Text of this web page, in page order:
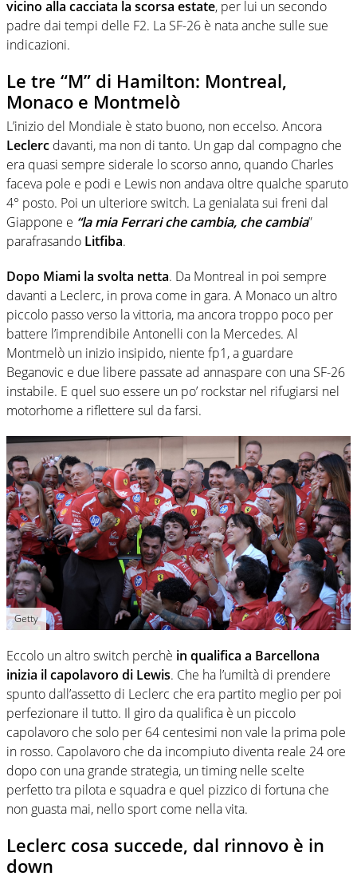
vicino alla cacciata la scorsa estate, per lui un secondo
padre dai tempi delle F2. La SF-26 è nata anche sulle sue
indicazioni.
Le tre “M” di Hamilton: Montreal,
Monaco e Montmelò
L’inizio del Mondiale è stato buono, non eccelso. Ancora
Leclerc davanti, ma non di tanto. Un gap dal compagno che
era quasi sempre siderale lo scorso anno, quando Charles
faceva pole e podi e Lewis non andava oltre qualche sparuto
4° posto. Poi un ulteriore switch. La genialata sui freni dal
Giappone e “la mia Ferrari che cambia, che cambia”
parafrasando Litfiba.
Dopo Miami la svolta netta. Da Montreal in poi sempre
davanti a Leclerc, in prova come in gara. A Monaco un altro
piccolo passo verso la vittoria, ma ancora troppo poco per
battere l’imprendibile Antonelli con la Mercedes. Al
Montmelò un inizio insipido, niente fp1, a guardare
Beganovic e due libere passate ad annaspare con una SF-26
instabile. E quel suo essere un po’ rockstar nel rifugiarsi nel
motorhome a riflettere sul da farsi.
Getty
Eccolo un altro switch perchè in qualifica a Barcellona
inizia il capolavoro di Lewis. Che ha l’umiltà di prendere
spunto dall’assetto di Leclerc che era partito meglio per poi
perfezionare il tutto. Il giro da qualifica è un piccolo
capolavoro che solo per 64 centesimi non vale la prima pole
in rosso. Capolavoro che da incompiuto diventa reale 24 ore
dopo con una grande strategia, un timing nelle scelte
perfetto tra pilota e squadra e quel pizzico di fortuna che
non guasta mai, nello sport come nella vita.
Leclerc cosa succede, dal rinnovo è in
down